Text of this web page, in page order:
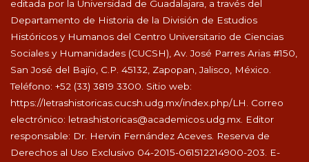
editada por la Universidad de Guadalajara, a través del
Departamento de Historia de la División de Estudios
Históricos y Humanos del Centro Universitario de Ciencias
Sociales y Humanidades (CUCSH), Av. José Parres Arias #150,
San José del Bajío, C.P. 45132, Zapopan, Jalisco, México.
Teléfono: +52 (33) 3819 3300. Sitio web:
https://letrashistoricas.cucsh.udg.mx/index.php/LH. Correo
electrónico: letrashistoricas@academicos.udg.mx. Editor
responsable: Dr. Hervin Fernández Aceves. Reserva de
Derechos al Uso Exclusivo 04-2015-061512214900-203. E-